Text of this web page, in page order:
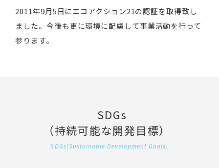
2011年9月5日にエコアクション21の認証を取得致し
ました。今後も更に環境に配慮して事業活動を行って
参ります。
SDGs
（持続可能な開発目標）
SDGs(Sustainable Development Goals)